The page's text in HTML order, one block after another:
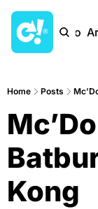
Início
Home Posts
Kong